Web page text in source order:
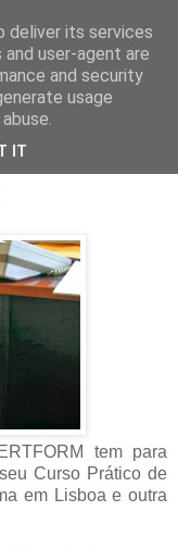
tem para
Curso Prático de
em Lisboa e outra
deliver its services
user-agent are
and security
usage
IT